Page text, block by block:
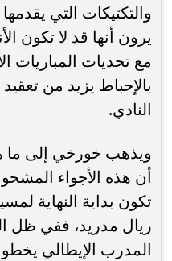
والتكتيكات التي
يرون أنها قد لا تكون
مع تحديات المباريات
بالإحباط يزيد من
النادي.
ويذهب خورخي إلى ما
أن هذه الأجواء
تكون بداية النهاية
ريال مدريد، ففي ظل
المدرب الإيطالي